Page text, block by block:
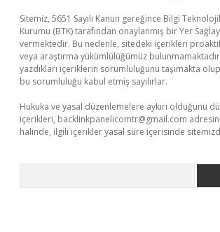
Sitemiz, 5651 Sayılı Kanun gereğince Bilgi
Kurumu (BTK) tarafından onaylanmış bir Yer
vermektedir. Bu nedenle, sitedeki içerikleri
veya araştırma yükümlülüğümüz
yazdıkları içeriklerin sorumluluğunu taşımakta
bu sorumluluğu kabul etmiş sayılırlar.
Hukuka ve yasal düzenlemelere aykırı olduğunu
içerikleri, backlinkpanelicomtr@gmail.com
halinde, ilgili içerikler yasal süre içerisinde